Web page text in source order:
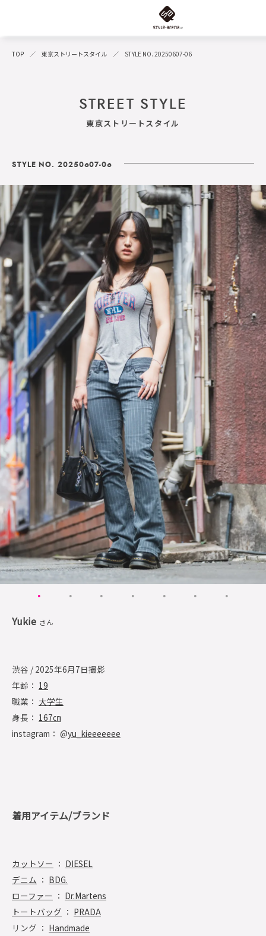
TOP 東京ストリートスタイル STYLE NO. 20250607-06
STREET STYLE
東京ストリートスタイル
STYLE NO. 20250607-06
Yukie さん
渋谷 / 2025年6月7日撮影
年齢： 19
職業： 大学生
身長： 167㎝
instagram： @yu_kieeeeeee
着用アイテム/ブランド
カットソー ： DIESEL
デニム ： BDG.
ローファー ： Dr.Martens
トートバッグ ： PRADA
リング ： Handmade